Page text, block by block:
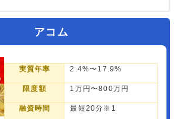
アコム
実質年率 2.4%〜17.9%
限度額 1万円〜800万円
融資時間 最短20分※1